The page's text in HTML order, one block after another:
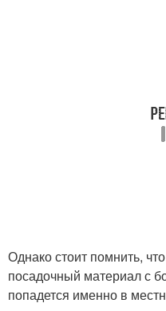
Однако стоит помнить,
посадочный материал с
попадется именно в